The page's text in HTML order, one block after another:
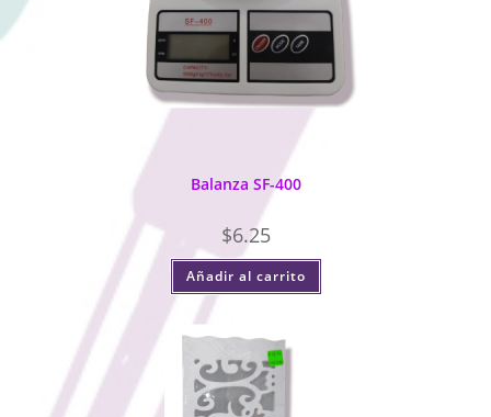
Balanza SF-400
$6.25
Añadir al carrito